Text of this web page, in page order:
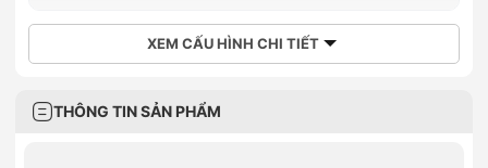
XEM CẤU HÌNH CHI TIẾT
THÔNG TIN SẢN PHẨM